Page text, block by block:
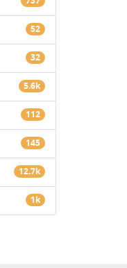
52
32
5.6k
112
145
12.7k
1k